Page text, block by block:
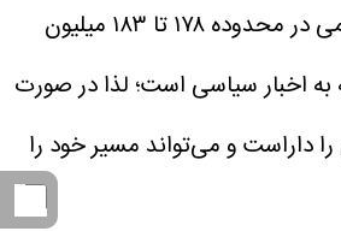
در همین راستا، فعالان بازار برای فردا انتظار نوساناتی در بازه قیمتی مشخصی را دارند؛ به‌گونه‌ای که پیش‌بینی می‌شود سکه امامی در محدوده ۱۷۸ تا ۱۸۳ میلیون
کاملاً وابسته به اخبار سیاسی است؛ لذا در صورت
داراست و می‌تواند مسیر خود را